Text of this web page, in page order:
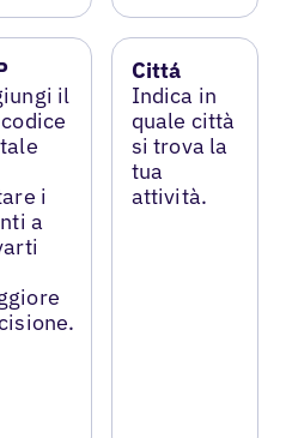
il
i
a
Cittá
Indica in
quale città
si trova la
tua
attività.